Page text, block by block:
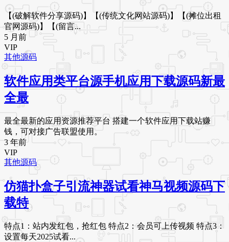
【(破解软件分享源码)】【(传统文化网站源码)】【(摊位出租
官网源码)】【(留言...
5 月前
VIP
其他源码
软件应用类平台源手机应用下载源码新最
全最
最全最新的应用资源推荐平台 搭建一个软件应用下载站赚
钱，可对接广告联盟使用。
3 年前
VIP
其他源码
仿猫扑盒子引流神器试看神马视频源码下
载特
特点1：站内发红包，抢红包 特点2：会员可上传视频 特点3：
设置每天2025试看...